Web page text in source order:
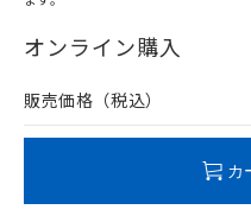
在庫等で未対応品が混在
問い合わせください。
オンライン購入
販売価格（税込）
カ